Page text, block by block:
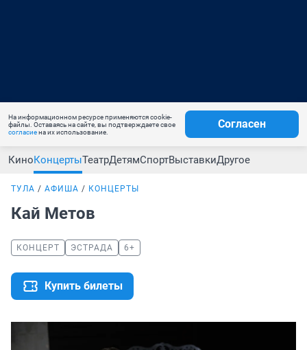
На информационном ресурсе применяются cookie-
файлы. Оставаясь на сайте, вы подтверждаете свое
согласиена их использование.
Согласен
КиноКонцертыТеатрДетямСпортВыставкиДругое
ТУЛА АФИША КОНЦЕРТЫ
Кай Метов
КОНЦЕРТ ЭСТРАДА 6+
Купить билеты